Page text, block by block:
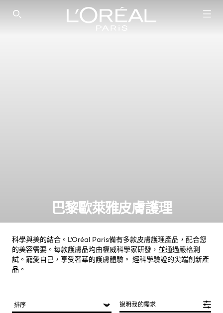
SEARCH THIS SITE
巴黎歐萊雅皮膚護理
科學與美的結合。L'Oréal Paris備有多款皮膚護理產品，配合您
的美容需要。每款護膚品均由權威科學家研發，並通過嚴格測
試。寵愛自己，享受奢華的護膚體驗。 經科學驗證的尖端創新產
品。
說明我的需求